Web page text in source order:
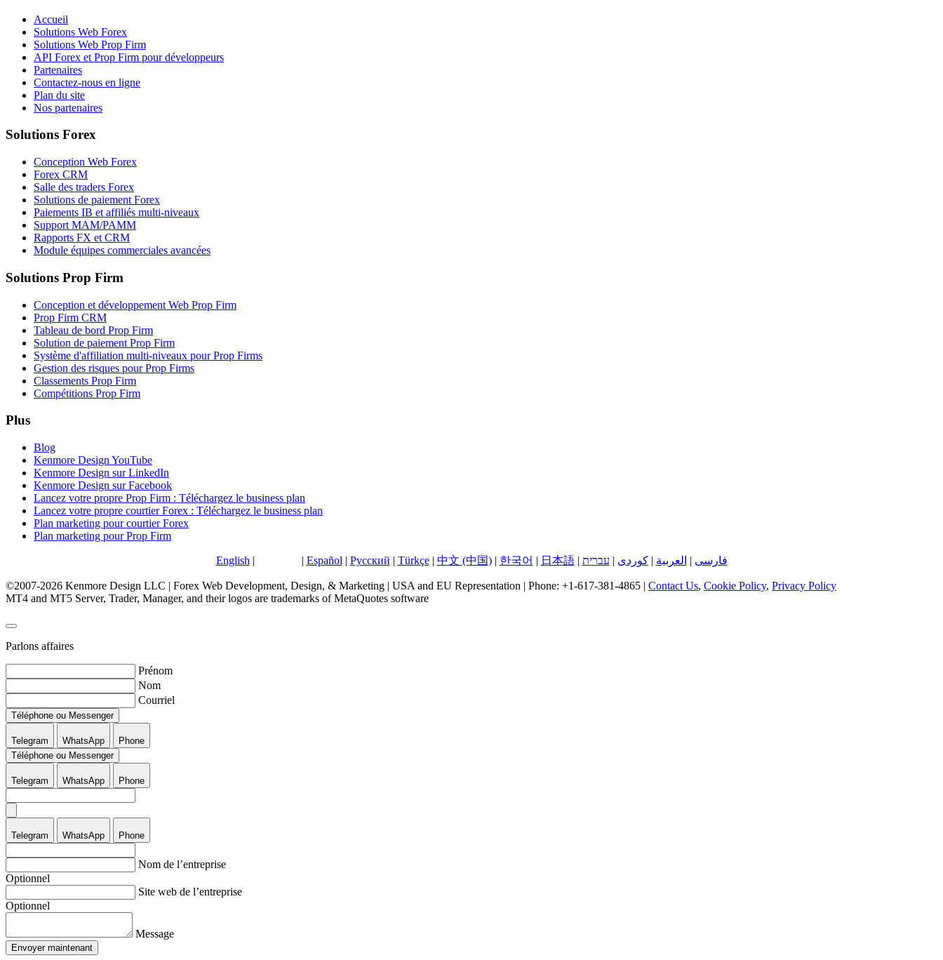
Accueil
Solutions Web Forex
Solutions Web Prop Firm
API Forex et Prop Firm pour développeurs
Partenaires
Contactez-nous en ligne
Plan du site
Nos partenaires
Solutions Forex
Conception Web Forex
Forex CRM
Salle des traders Forex
Solutions de paiement Forex
Paiements IB et affiliés multi-niveaux
Support MAM/PAMM
Rapports FX et CRM
Module équipes commerciales avancées
Solutions Prop Firm
Conception et développement Web Prop Firm
Prop Firm CRM
Tableau de bord Prop Firm
Solution de paiement Prop Firm
Système d'affiliation multi-niveaux pour Prop Firms
Gestion des risques pour Prop Firms
Classements Prop Firm
Compétitions Prop Firm
Plus
Blog
Kenmore Design YouTube
Kenmore Design sur LinkedIn
Kenmore Design sur Facebook
Lancez votre propre Prop Firm : Téléchargez le business plan
Lancez votre propre courtier Forex : Téléchargez le business plan
Plan marketing pour courtier Forex
Plan marketing pour Prop Firm
English | | Español | Русский | Türkçe| 中文 (中国)| 한국어 | 日本語| עברית | کوردی| العربية | فارسی
©2007-2026 Kenmore Design LLC | Forex Web Development, Design, & Marketing | USA and EU Representation | Phone: +1-617-381-4865 | Contact Us, Cookie Policy, Privacy Policy
MT4 and MT5 Server, Trader, Manager, and their logos are trademarks of MetaQuotes software
Parlons affaires
Prénom
Nom
Courriel
Téléphone ou Messenger
Telegram WhatsApp
Phone
Téléphone ou Messenger
Telegram WhatsApp Phone
Telegram WhatsApp Phone
Nom de l’entreprise
Optionnel
Site web de l’entreprise
Optionnel
Message
Envoyer maintenant